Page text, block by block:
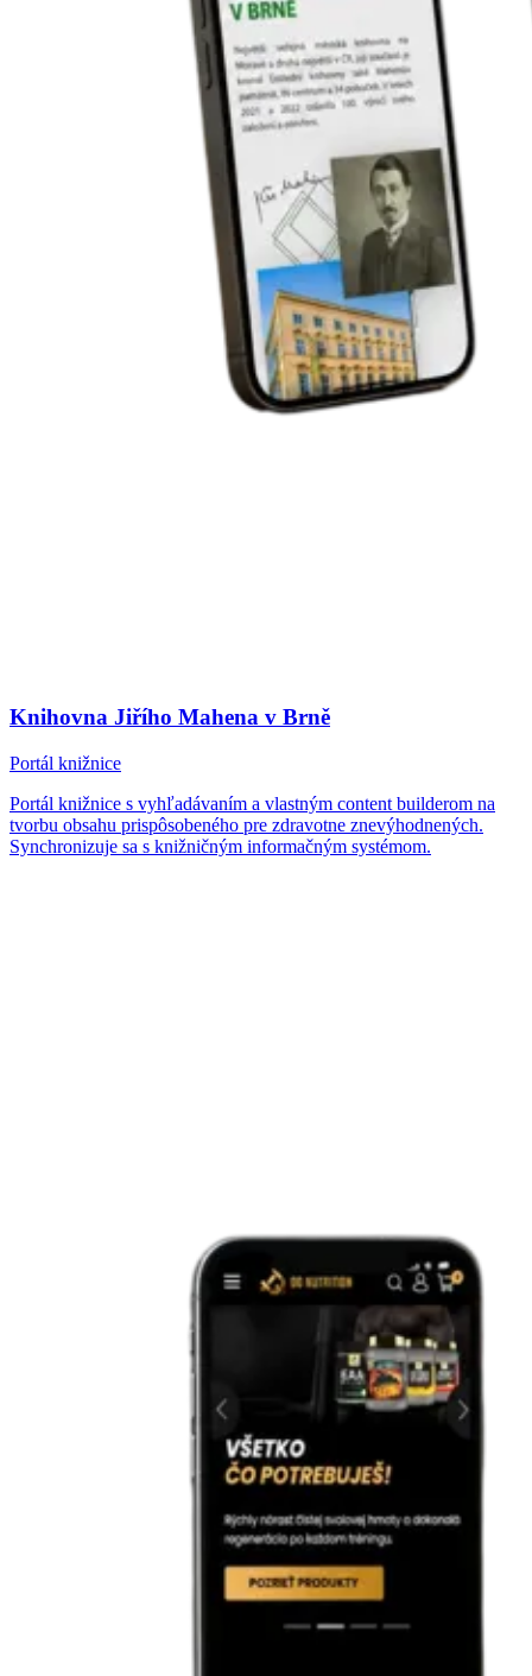
Knihovna Jiřího Mahena v Brně
Portál knižnice
Portál knižnice s vyhľadávaním a vlastným content builderom na
tvorbu obsahu prispôsobeného pre zdravotne znevýhodnených.
Synchronizuje sa s knižničným informačným systémom.